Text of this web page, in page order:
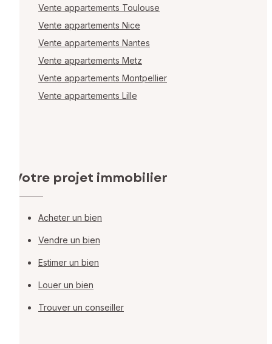
Vente appartements Toulouse
Vente appartements Nice
Vente appartements Nantes
Vente appartements Metz
Vente appartements Montpellier
Vente appartements Lille
Votre projet immobilier
Acheter un bien
Vendre un bien
Estimer un bien
Louer un bien
Trouver un conseiller